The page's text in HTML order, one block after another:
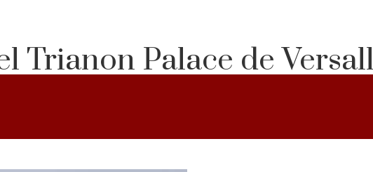
Trianon Palace de